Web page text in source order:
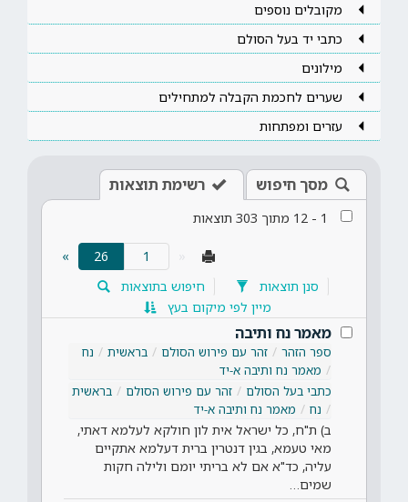
מקובלים נוספים
כתבי יד בעל הסולם
מילונים
שערים לחכמת הקבלה למתחילים
עזרים ומפתחות
מסך חיפוש רשימת תוצאות
1
-
12 מתוך 303 תוצאות
26
»
סנן תוצאות
חיפוש בתוצאות
מיין לפי מיקום בעץ
מאמר נח ותיבה
ספר הזהר זהר עם פירוש הסולם בראשית
נח
מאמר נח ותיבה א-יד
כתבי בעל הסולם
זהר עם פירוש הסולם
בראשית
נח
מאמר נח ותיבה א-יד
ב) ת"ח, כל ישראל אית לון חולקא לעלמא דאתי,
מאי טעמא, בגין דנטרין ברית דעלמא אתקיים
עליה, כד"א אם לא בריתי יומם ולילה חקות
שמים…